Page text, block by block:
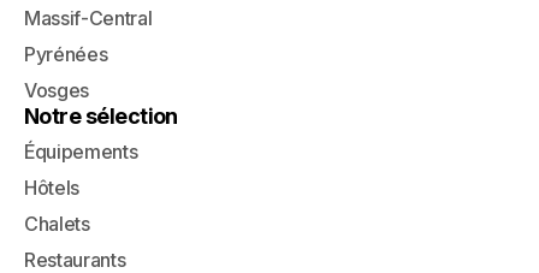
Massif-Central
Pyrénées
Vosges
Notre sélection
Équipements
Hôtels
Chalets
Restaurants